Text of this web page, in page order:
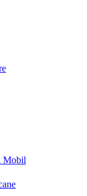
Mobil